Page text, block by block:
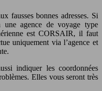
fausses bonnes adresses. Si
agence de voyage type
est CORSAIR, il faut
uniquement via l’agence et
indiquer les coordonnées
Elles vous seront très